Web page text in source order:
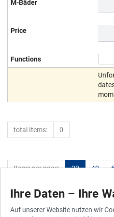
total Items: 0
Items per page: 20 40
Ihre Daten – Ihre
Auf unserer Website nutzen wir